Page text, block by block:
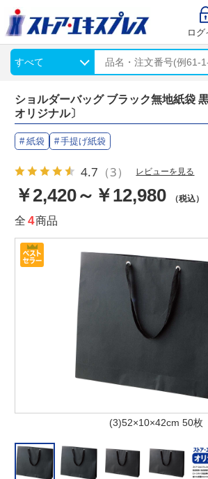
ログ
ショルダーバッグ ブラック無地紙袋
オリジナル〕
紙袋 手提げ紙袋
4.7 （3） レビューを見る
￥2,420～￥12,980 （税込）
全 4商品
(3)52×10×42cm 50枚